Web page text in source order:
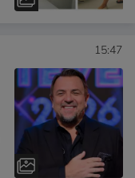
15:47